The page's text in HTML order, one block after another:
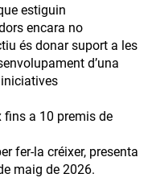
estiguin
encara no
és donar suport a les
d’una
fins a 10 premis de
fer-la créixer, presenta
maig de 2026.